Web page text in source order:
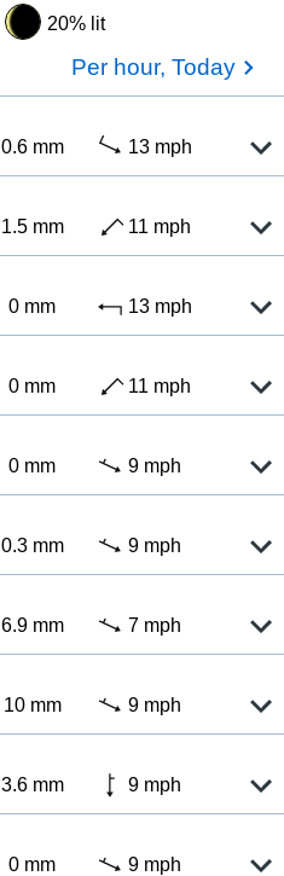
20% lit
Per hour, Today
0.6 mm 13 mph
1.5 mm 11 mph
0 mm 13 mph
0 mm 11 mph
0 mm 9 mph
0.3 mm 9 mph
6.9 mm 7 mph
10 mm 9 mph
3.6 mm 9 mph
0 mm 9 mph